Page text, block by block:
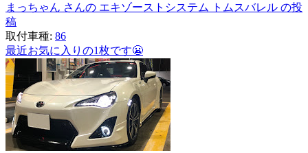
まっちゃん さんの エキゾーストシステム トムスバレル の投
稿
取付車種: 86
最近お気に入りの1枚です😬